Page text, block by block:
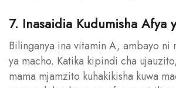
7. Inasaidia Kudumisha Afya
Bilinganya ina vitamin A, ambayo ni
ya macho. Katika kipindi cha
mama mjamzito kuhakikisha kuwa